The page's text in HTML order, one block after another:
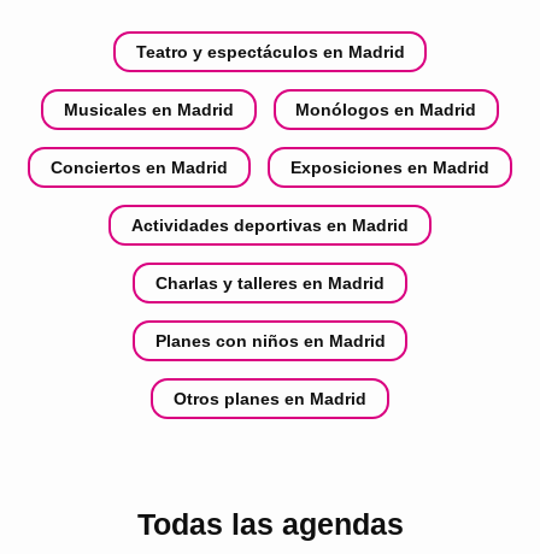
Teatro y espectáculos en Madrid
Musicales en Madrid Monólogos en Madrid
Conciertos en Madrid Exposiciones en Madrid
Actividades deportivas en Madrid
Charlas y talleres en Madrid
Planes con niños en Madrid
Otros planes en Madrid
Todas las agendas